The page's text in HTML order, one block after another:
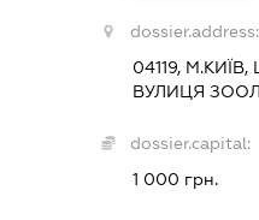
dossier.address:
04119,
ВУЛИЦЯ
dossier.capital:
1 000 грн.